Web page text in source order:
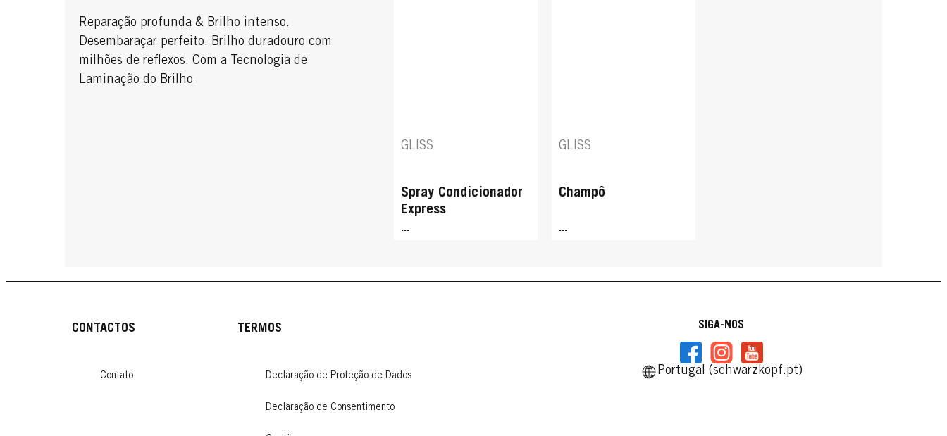
Reparação profunda & Brilho intenso.
Desembaraçar perfeito. Brilho duradouro com
milhões de reflexos. Com a Tecnologia de
Laminação do Brilho
GLISS
Spray Condicionador
Express
...
GLISS
Champô
...
CONTACTOS
Contato
TERMOS
Declaração de Proteção de Dados
Declaração de Consentimento
SIGA-NOS
Portugal (schwarzkopf.pt)